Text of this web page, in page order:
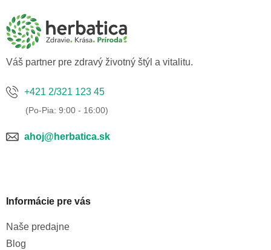
Váš partner pre zdravý životný štýl a vitalitu.
+421 2/321 123 45
ahoj@herbatica.sk
Informácie pre vás
Naše predajne
Blog